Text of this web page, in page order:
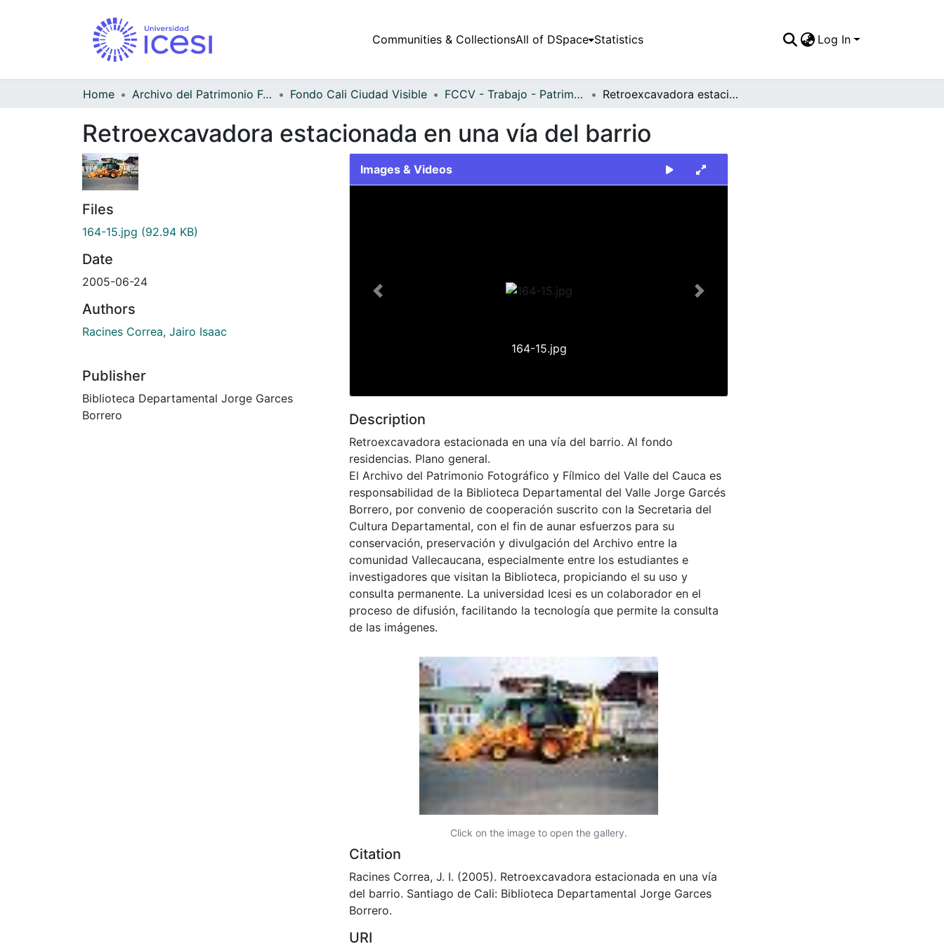
Communities & CollectionsAll of DSpace Statistics Log In
Home Archivo del Patrimonio Fotográfico y Fílmico del Valle del Cauca Fondo Cali Ciudad Visible FCCV - Trabajo - Patrimonial Retroexcavadora estacionada en una vía del barrio
Retroexcavadora estacionada en una vía del barrio
Files
164-15.jpg (92.94 KB)
Date
2005-06-24
Authors
Racines Correa, Jairo Isaac
Publisher
Biblioteca Departamental Jorge Garces
Borrero
Images & Videos
164-15.jpg
Previous Next
Description
Retroexcavadora estacionada en una vía del barrio. Al fondo
residencias. Plano general.
El Archivo del Patrimonio Fotográfico y Fílmico del Valle del Cauca es
responsabilidad de la Biblioteca Departamental del Valle Jorge Garcés
Borrero, por convenio de cooperación suscrito con la Secretaria del
Cultura Departamental, con el fin de aunar esfuerzos para su
conservación, preservación y divulgación del Archivo entre la
comunidad Vallecaucana, especialmente entre los estudiantes e
investigadores que visitan la Biblioteca, propiciando el su uso y
consulta permanente. La universidad Icesi es un colaborador en el
proceso de difusión, facilitando la tecnología que permite la consulta
de las imágenes.
Click on the image to open the gallery.
Citation
Racines Correa, J. I. (2005). Retroexcavadora estacionada en una vía
del barrio. Santiago de Cali: Biblioteca Departamental Jorge Garces
Borrero.
URI